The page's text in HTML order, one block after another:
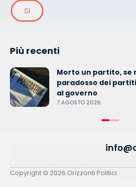
SI
Più recenti
Morto un partito, se
paradosso dei
al governo
7 AGOSTO 2026
Copyright © 2026 Orizzonti Politici